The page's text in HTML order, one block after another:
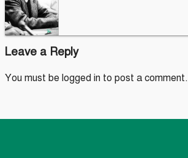
Leave a Reply
You must be logged in to post a comment.